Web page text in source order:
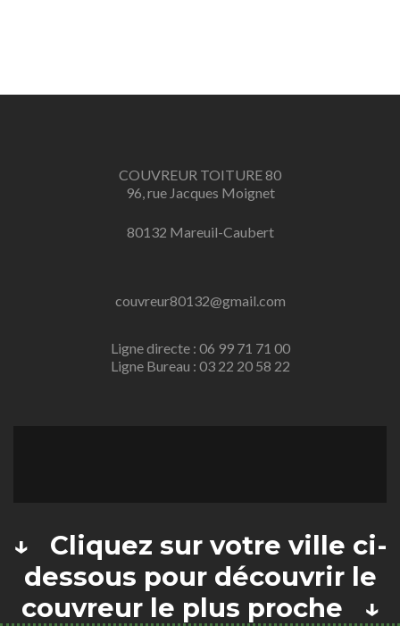
COUVREUR TOITURE 80
96, rue Jacques Moignet
80132 Mareuil-Caubert
couvreur80132@gmail.com
Ligne directe : 06 99 71 71 00
Ligne Bureau : 03 22 20 58 22
↓ Cliquez sur votre ville ci-
dessous pour découvrir le
couvreur le plus proche ↓